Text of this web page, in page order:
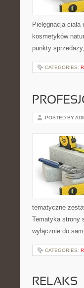
Pielęgnacja
kosmetyków
punkty
CATEGORIES:
POSTED BY
tematyczne
Tematyka strony
wyłącznie do
CATEGORIES:
RELAKS